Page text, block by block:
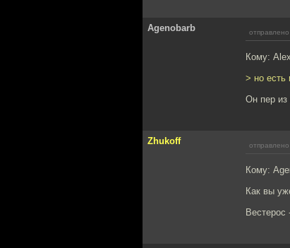
Agenobarb
Кому:
> но есть
Он пер из
Zhukoff
Кому:
Как вы
Вестерос